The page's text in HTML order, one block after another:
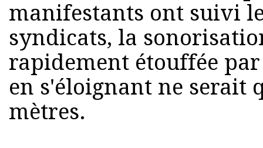
manifestants ont suivi
syndicats, la
rapidement étouffée
en s'éloignant ne serait
mètres.